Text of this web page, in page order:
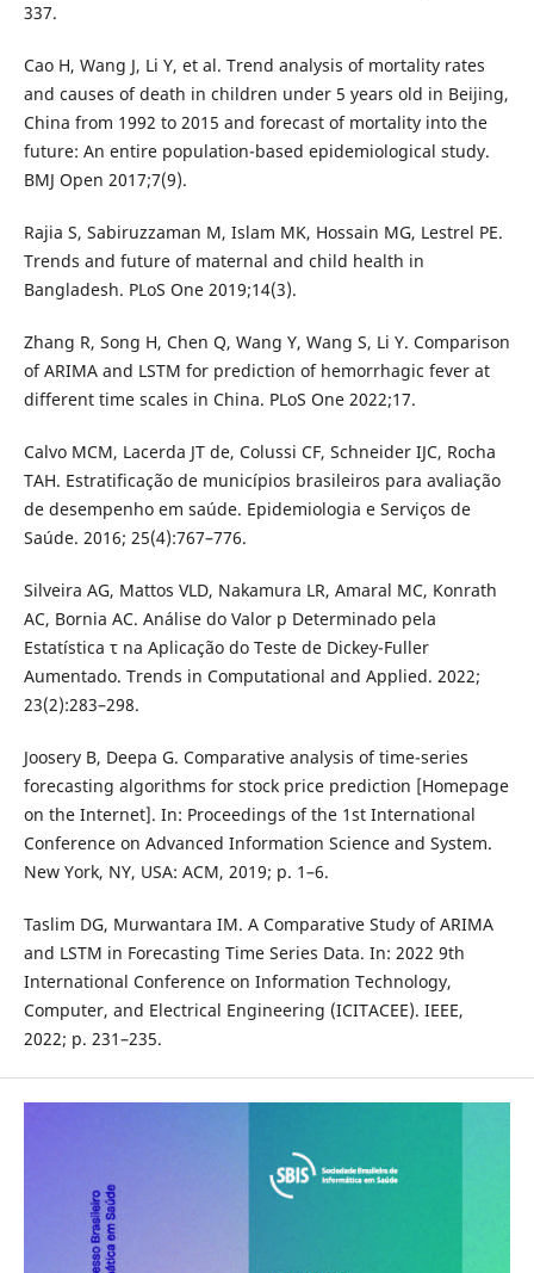
337.
Cao H, Wang J, Li Y, et al. Trend analysis of mortality rates
and causes of death in children under 5 years old in Beijing,
China from 1992 to 2015 and forecast of mortality into the
future: An entire population-based epidemiological study.
BMJ Open 2017;7(9).
Rajia S, Sabiruzzaman M, Islam MK, Hossain MG, Lestrel PE.
Trends and future of maternal and child health in
Bangladesh. PLoS One 2019;14(3).
Zhang R, Song H, Chen Q, Wang Y, Wang S, Li Y. Comparison
of ARIMA and LSTM for prediction of hemorrhagic fever at
different time scales in China. PLoS One 2022;17.
Calvo MCM, Lacerda JT de, Colussi CF, Schneider IJC, Rocha
TAH. Estratificação de municípios brasileiros para avaliação
de desempenho em saúde. Epidemiologia e Serviços de
Saúde. 2016; 25(4):767–776.
Silveira AG, Mattos VLD, Nakamura LR, Amaral MC, Konrath
AC, Bornia AC. Análise do Valor p Determinado pela
Estatística τ na Aplicação do Teste de Dickey-Fuller
Aumentado. Trends in Computational and Applied. 2022;
23(2):283–298.
Joosery B, Deepa G. Comparative analysis of time-series
forecasting algorithms for stock price prediction [Homepage
on the Internet]. In: Proceedings of the 1st International
Conference on Advanced Information Science and System.
New York, NY, USA: ACM, 2019; p. 1–6.
Taslim DG, Murwantara IM. A Comparative Study of ARIMA
and LSTM in Forecasting Time Series Data. In: 2022 9th
International Conference on Information Technology,
Computer, and Electrical Engineering (ICITACEE). IEEE,
2022; p. 231–235.